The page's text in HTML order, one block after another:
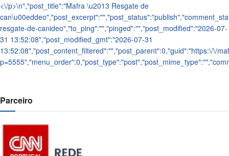
<\/p>\n","post_title":"Mafra \u2013 Resgate de
resgate-de-canideo","to_ping":"","pinged":"","post_modified":"2026-07-
31 13:52:08","post_modified_gmt":"2026-07-31
13:52:08","post_content_filtered":"","post_parent":0,"guid":"https:\/\/
Parceiro